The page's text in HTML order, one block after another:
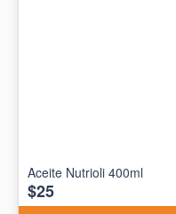
Aceite Nutrioli 400ml
$25